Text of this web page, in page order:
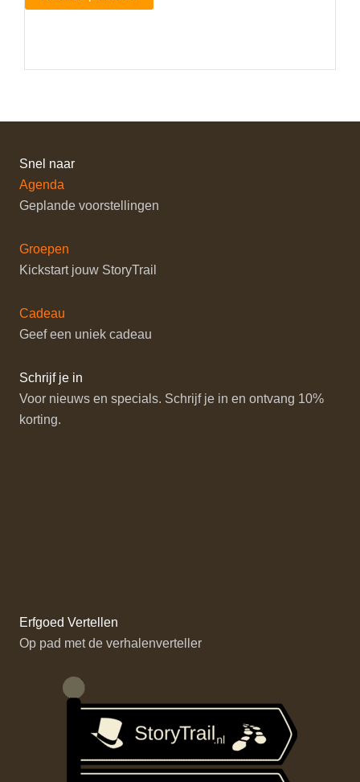
Snel naar
Agenda
Geplande voorstellingen
Groepen
Kickstart jouw StoryTrail
Cadeau
Geef een uniek cadeau
Schrijf je in
Voor nieuws en specials. Schrijf je in en ontvang 10%
korting.
Erfgoed Vertellen
Op pad met de verhalenverteller